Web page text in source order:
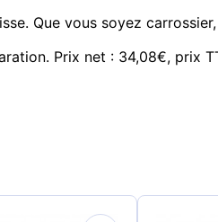
Que vous soyez
Prix net : 34,08€, prix